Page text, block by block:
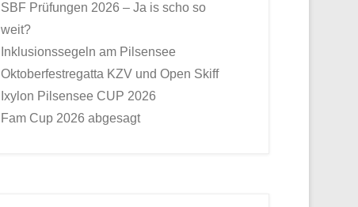
SBF Prüfungen 2026 – Ja is scho so
weit?
Inklusionssegeln am Pilsensee
Oktoberfestregatta KZV und Open Skiff
Ixylon Pilsensee CUP 2026
Fam Cup 2026 abgesagt